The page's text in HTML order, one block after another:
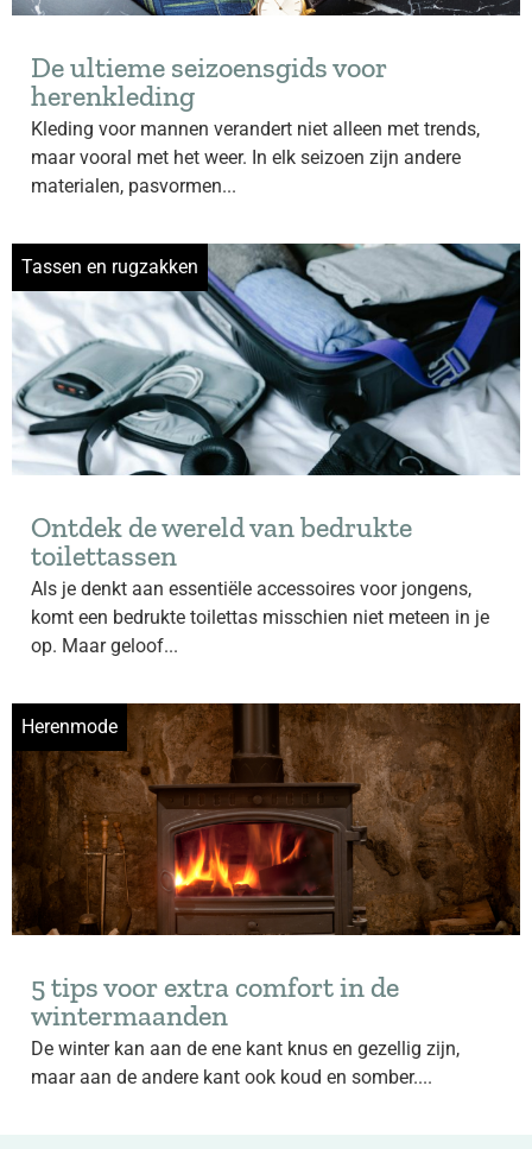
De ultieme seizoensgids voor
herenkleding
Kleding voor mannen verandert niet alleen met trends,
maar vooral met het weer. In elk seizoen zijn andere
materialen, pasvormen...
Tassen en rugzakken
Ontdek de wereld van bedrukte
toilettassen
Als je denkt aan essentiële accessoires voor jongens,
komt een bedrukte toilettas misschien niet meteen in je
op. Maar geloof...
Herenmode
5 tips voor extra comfort in de
wintermaanden
De winter kan aan de ene kant knus en gezellig zijn,
maar aan de andere kant ook koud en somber....